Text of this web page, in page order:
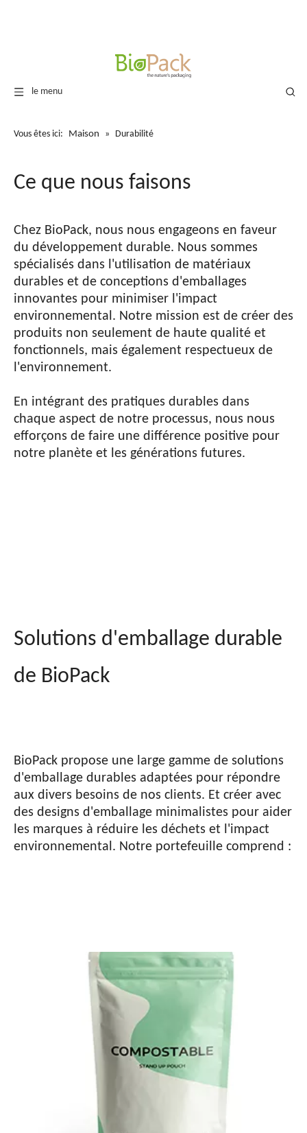
le menu
Renforcez votre marque avec des solutions d’emballage durables.
Vous êtes ici: Maison » Durabilité
Ce que nous faisons
Chez BioPack, nous nous engageons en faveur
du développement durable. Nous sommes
spécialisés dans l'utilisation de matériaux
durables et de conceptions d'emballages
innovantes pour minimiser l'impact
environnemental. Notre mission est de créer des
produits non seulement de haute qualité et
fonctionnels, mais également respectueux de
l'environnement.
En intégrant des pratiques durables dans
chaque aspect de notre processus, nous nous
efforçons de faire une différence positive pour
notre planète et les générations futures.
Solutions d'emballage durable
de BioPack
BioPack propose une large gamme de solutions
d'emballage durables adaptées pour répondre
aux divers besoins de nos clients. Et créer avec
des designs d'emballage minimalistes pour aider
les marques à réduire les déchets et l'impact
environnemental. Notre portefeuille comprend :